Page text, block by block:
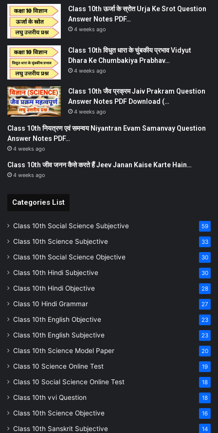
Class 10th ऊर्जा के स्रोत Urja Ke Srot Question
Answer Notes PDF…
4 weeks ago
Class 10th विधुत धारा के चुंबकीय प्रभाव Vidyut
Dhara Ke Chumbakiya Prabhav…
4 weeks ago
Class 10th जैव प्रक्रम Jaiv Prakram Question
Answer Notes PDF Download (…
4 weeks ago
Class 10th नियत्रण एवं समन्वय Niyantran Evam Samanvay Question
Answer Notes PDF…
4 weeks ago
Class 10th जीव जनन कैसे करते हैं Jeev Janan Kaise Karte Hain…
4 weeks ago
Categories List
Class 10th Social Science Subjective 59
Class 10th Science Subjective 33
Class 10th Social Science Objective 30
Class 10th Hindi Subjective 30
Class 10th Hindi Objective 28
Class 10 Hindi Grammar 27
Class 10th English Objective 23
Class 10th English Subjective 23
Class 10th Science Model Paper 20
Class 10 Science Online Test 19
Class 10 Social Science Online Test 18
Class 10th vvi Question 18
Class 10th Science Objective 16
Class 10th Sanskrit Subjective 14